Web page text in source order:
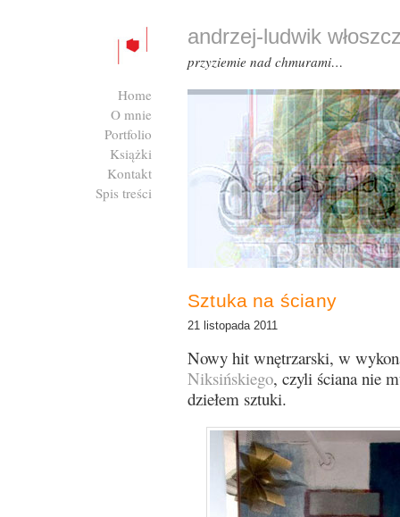
Sztuka na ściany
21 listopada 2011
Nowy hit wnętrzarski, w
Niksińskiego, czyli ściana nie
dziełem sztuki.
andrzej-ludwik
przyziemie nad chmurami…
Home
O mnie
Portfolio
Książki
Kontakt
Spis treści